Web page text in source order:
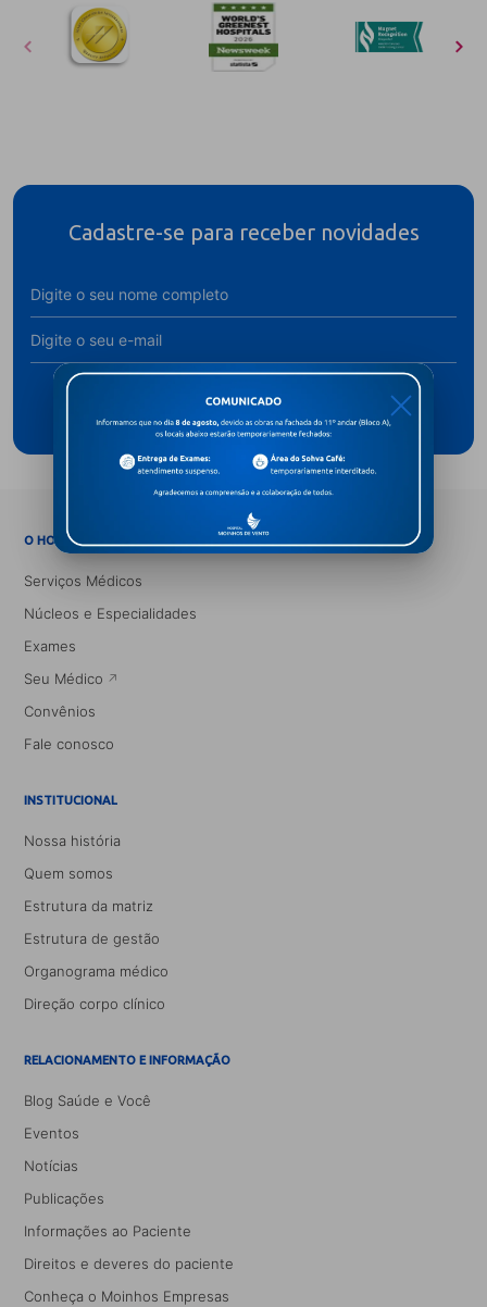
Cadastre-se para receber novidades
Assine
O HOSPITAL →
Serviços Médicos
Núcleos e Especialidades
Exames
Seu Médico
Convênios
Fale conosco
INSTITUCIONAL
Nossa história
Quem somos
Estrutura da matriz
Estrutura de gestão
Organograma médico
Direção corpo clínico
RELACIONAMENTO E INFORMAÇÃO
Blog Saúde e Você
Eventos
Notícias
Publicações
Informações ao Paciente
Direitos e deveres do paciente
Conheça o Moinhos Empresas
X